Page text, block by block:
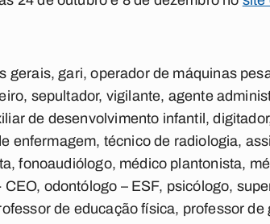
gerais, gari, operador de máquinas
sepultador, vigilante, agente
de desenvolvimento infantil,
enfermagem, técnico de radiologia,
fonoaudiólogo, médico plantonista,
odontólogo – ESF, psicólogo,
de educação física, professor de